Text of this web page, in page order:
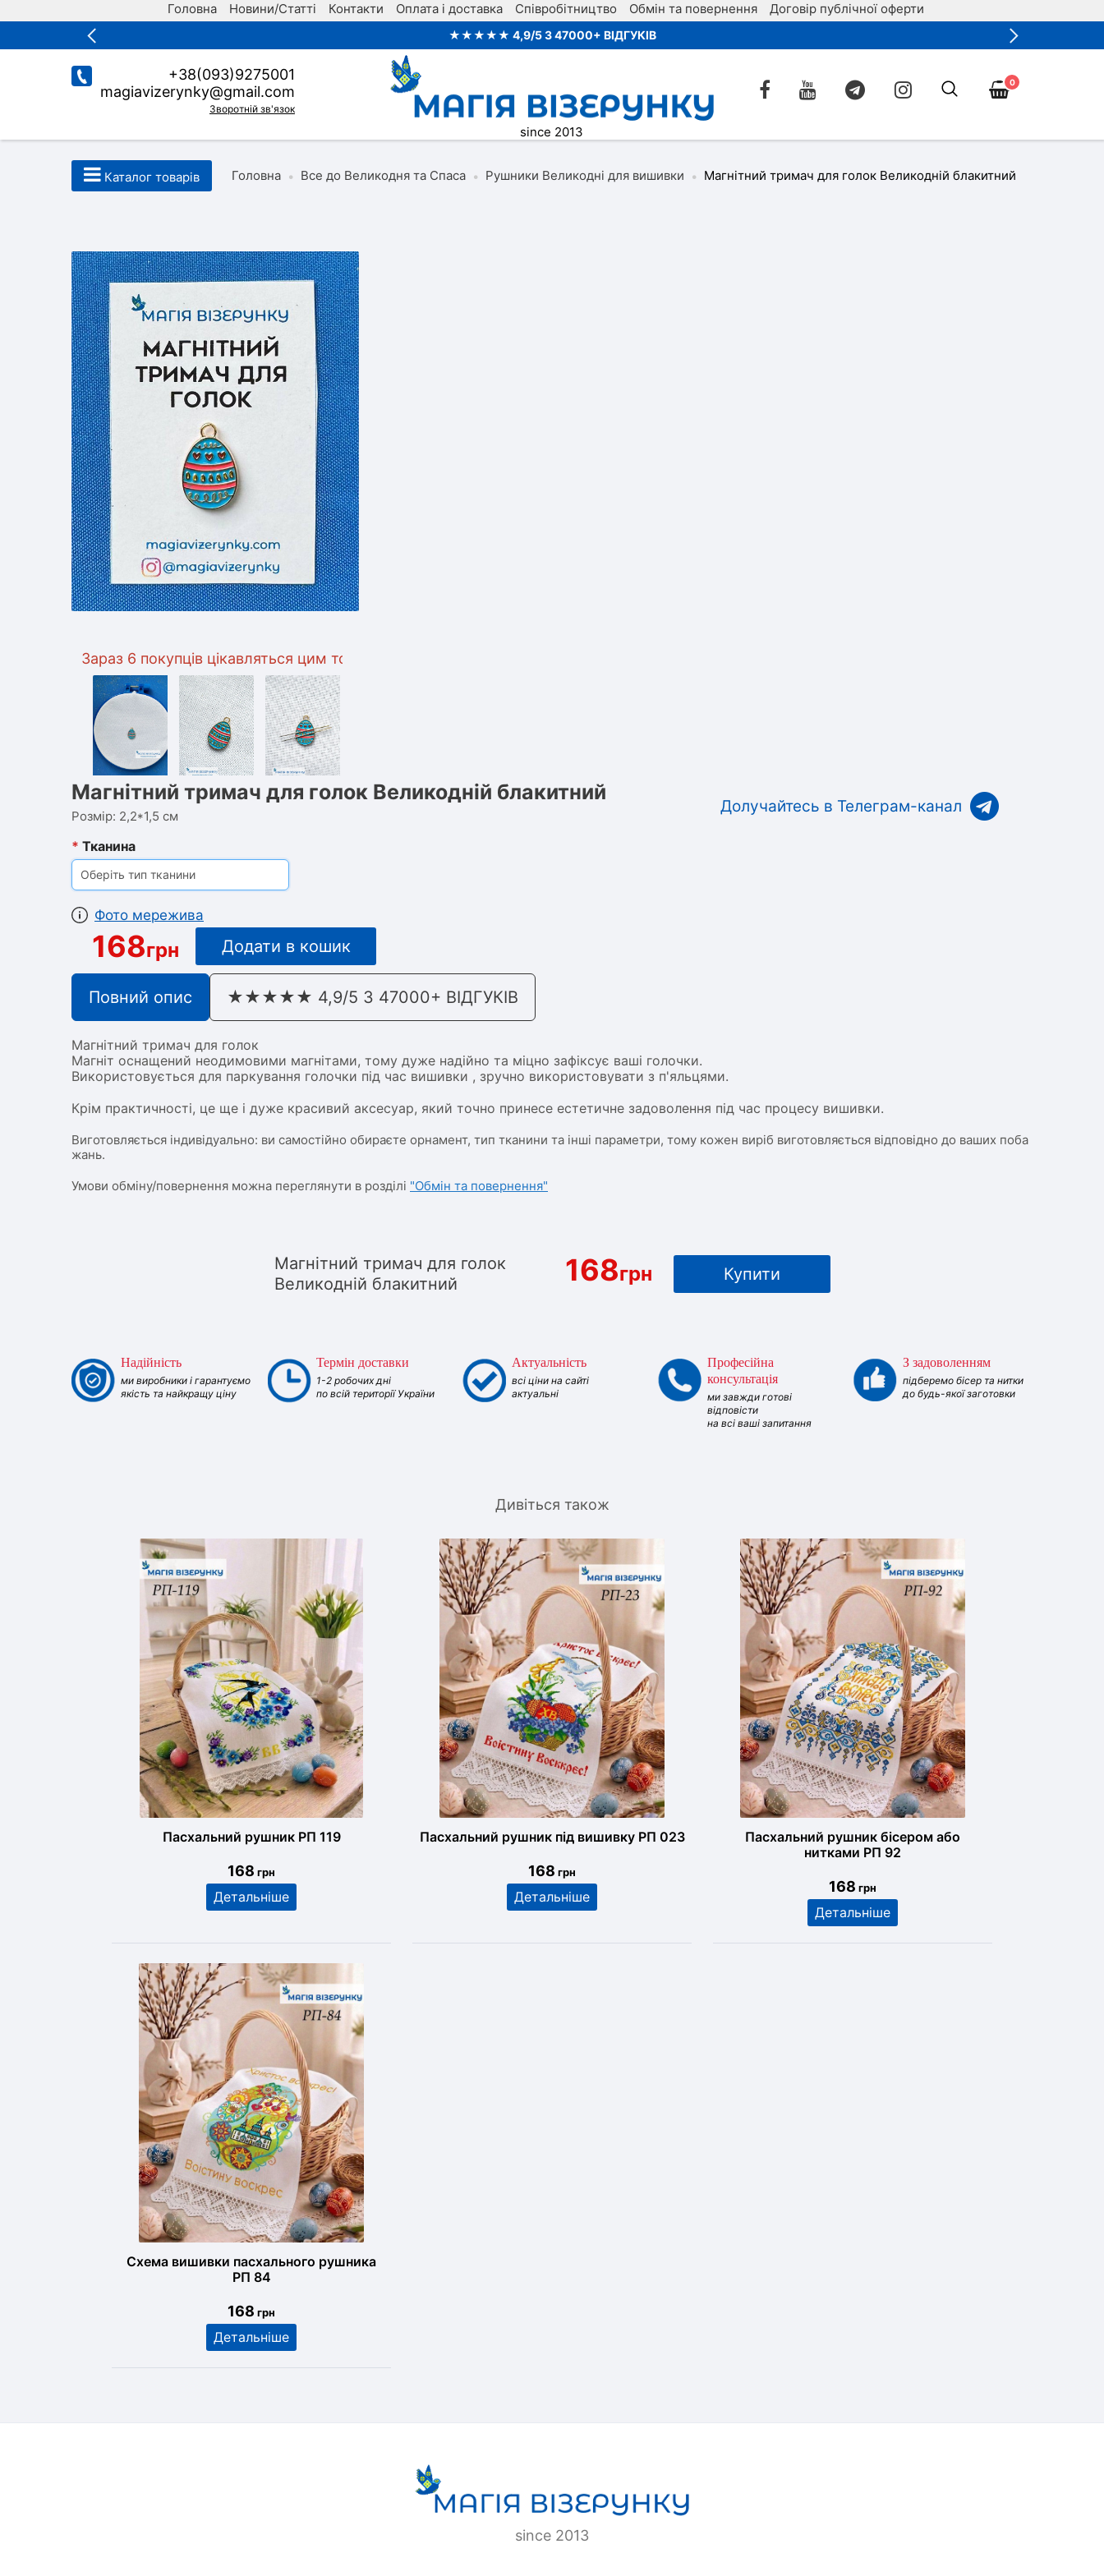
Головна Новини/Статті Контакти Оплата і доставка Співробітництво Обмін та повернення Договір публічної оферти
★★★★★ 4,9/5 З 47000+ ВІДГУКІВ
+38(093)9275001
magiavizerynky@gmail.com
Зворотній зв'язок
0
since 2013
Каталог товарів Головна • Все до Великодня та Спаса • Рушники Великодні для вишивки • Магнітний тримач для голок Великодній блакитний
Зараз 6 покупців цікавляться цим товаром
Магнітний тримач для голок Великодній блакитний
Розмір: 2,2*1,5 см
* Тканина
Оберіть тип тканини
Фото мережива
168грн Додати в кошик
Долучайтесь в Телеграм-канал
Повний опис ★★★★★ 4,9/5 З 47000+ ВІДГУКІВ
Магнітний тримач для голок
Магніт оснащений неодимовими магнітами, тому дуже надійно та міцно зафіксує ваші голочки.
Використовується для паркування голочки під час вишивки , зручно використовувати з п'яльцями.
Крім практичності, це ще і дуже красивий аксесуар, який точно принесе естетичне задоволення під час процесу вишивки.
Виготовляється індивідуально: ви самостійно обираєте орнамент, тип тканини та інші параметри, тому кожен виріб виготовляється відповідно до ваших поба
жань.
Умови обміну/повернення можна переглянути в розділі "Обмін та повернення"
Магнітний тримач для голок
Великодній блакитний
168грн Купити
Надійність
ми виробники і гарантуємо
якість та найкращу ціну
Термін доставки
1-2 робочих дні
по всій території України
Актуальність
всі ціни на сайті
актуальні
Професійна
консультація
ми завжди готові
відповісти
на всі ваші запитання
З задоволенням
підберемо бісер та нитки
до будь-якої заготовки
Дивіться також
Пасхальний рушник РП 119
168 грн
Детальніше
Пасхальний рушник під вишивку РП 023
168 грн
Детальніше
Пасхальний рушник бісером або
нитками РП 92
168 грн
Детальніше
Схема вишивки пасхального рушника
РП 84
168 грн
Детальніше
since 2013